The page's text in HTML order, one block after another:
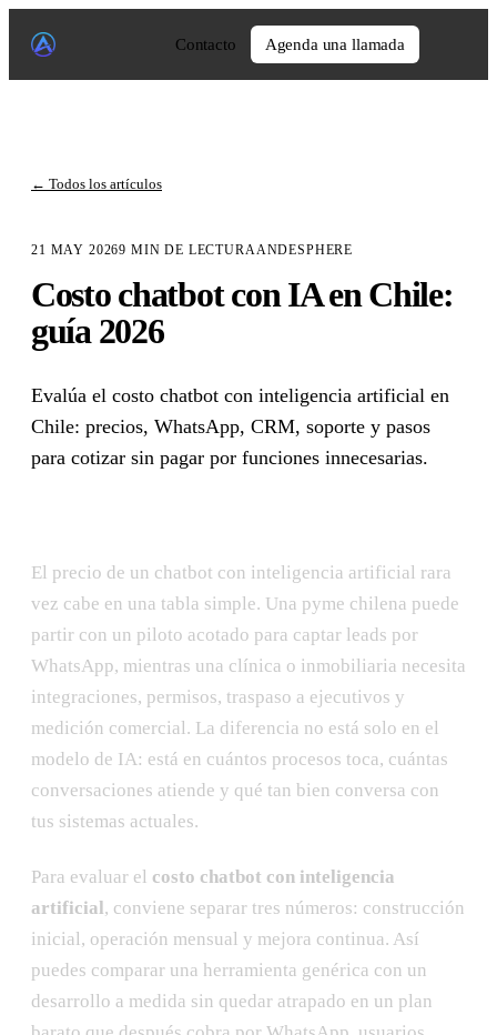
Contacto Agenda una llamada
← Todos los artículos
21 MAY 20269 MIN DE LECTURAANDESPHERE
Costo chatbot con IA en Chile:
guía 2026
Evalúa el costo chatbot con inteligencia artificial en
Chile: precios, WhatsApp, CRM, soporte y pasos
para cotizar sin pagar por funciones innecesarias.
El precio de un chatbot con inteligencia artificial rara
vez cabe en una tabla simple. Una pyme chilena puede
partir con un piloto acotado para captar leads por
WhatsApp, mientras una clínica o inmobiliaria necesita
integraciones, permisos, traspaso a ejecutivos y
medición comercial. La diferencia no está solo en el
modelo de IA: está en cuántos procesos toca, cuántas
conversaciones atiende y qué tan bien conversa con
tus sistemas actuales.
Para evaluar el costo chatbot con inteligencia
artificial, conviene separar tres números: construcción
inicial, operación mensual y mejora continua. Así
puedes comparar una herramienta genérica con un
desarrollo a medida sin quedar atrapado en un plan